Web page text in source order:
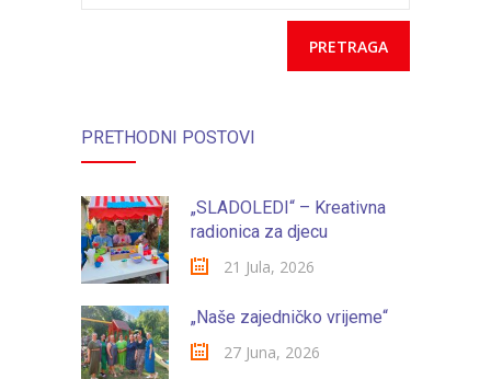
PRETHODNI POSTOVI
„SLADOLEDI“ – Kreativna
radionica za djecu
21 Jula, 2026
„Naše zajedničko vrijeme“
27 Juna, 2026